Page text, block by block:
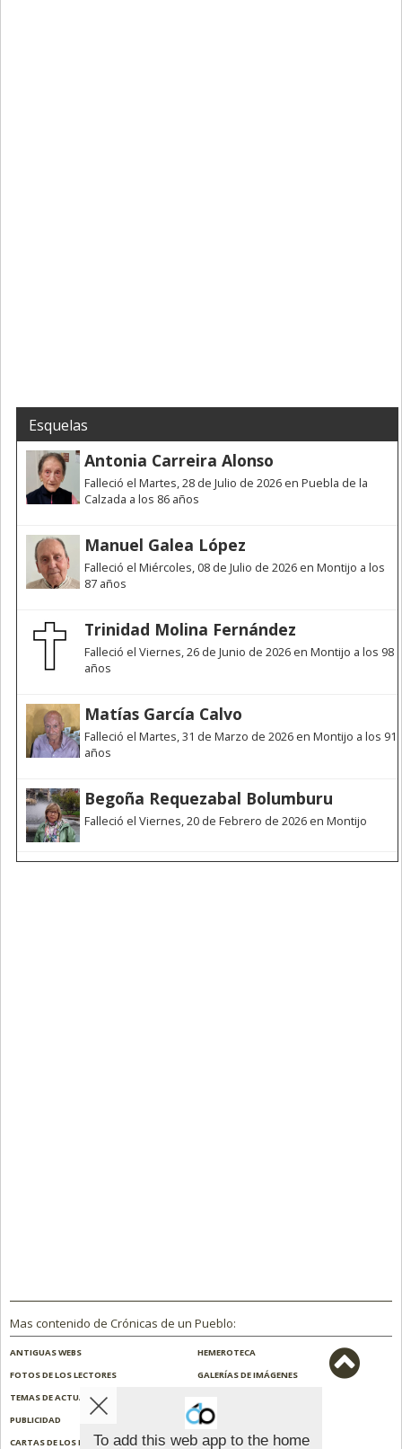
Esquelas
Antonia Carreira Alonso
Falleció el Martes, 28 de Julio de 2026 en Puebla de la
Calzada a los 86 años
Manuel Galea López
Falleció el Miércoles, 08 de Julio de 2026 en Montijo a los
87 años
Trinidad Molina Fernández
Falleció el Viernes, 26 de Junio de 2026 en Montijo a los 98
años
Matías García Calvo
Falleció el Martes, 31 de Marzo de 2026 en Montijo a los 91
años
Begoña Requezabal Bolumburu
Falleció el Viernes, 20 de Febrero de 2026 en Montijo
Mas contenido de Crónicas de un Pueblo:
ANTIGUAS WEBS
HEMEROTECA
FOTOS DE LOS LECTORES
GALERÍAS DE IMÁGENES
TEMAS DE ACTUALIDAD
PUBLICIDAD
CONTACTO
CARTAS DE LOS LECTORES
ENCUESTAS
To add this web app to the home